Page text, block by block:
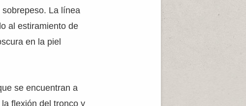
La línea
al estiramiento de
en la piel
se encuentran a
flexión del tronco y